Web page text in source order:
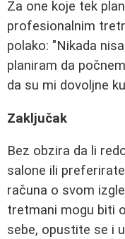
Za one koje tek
profesionalnim
polako: "Nikada
planiram da
da su mi dovoljne
Zaključak
Bez obzira da li
salone ili
računa o svom
tretmani mogu biti
sebe, opustite se i